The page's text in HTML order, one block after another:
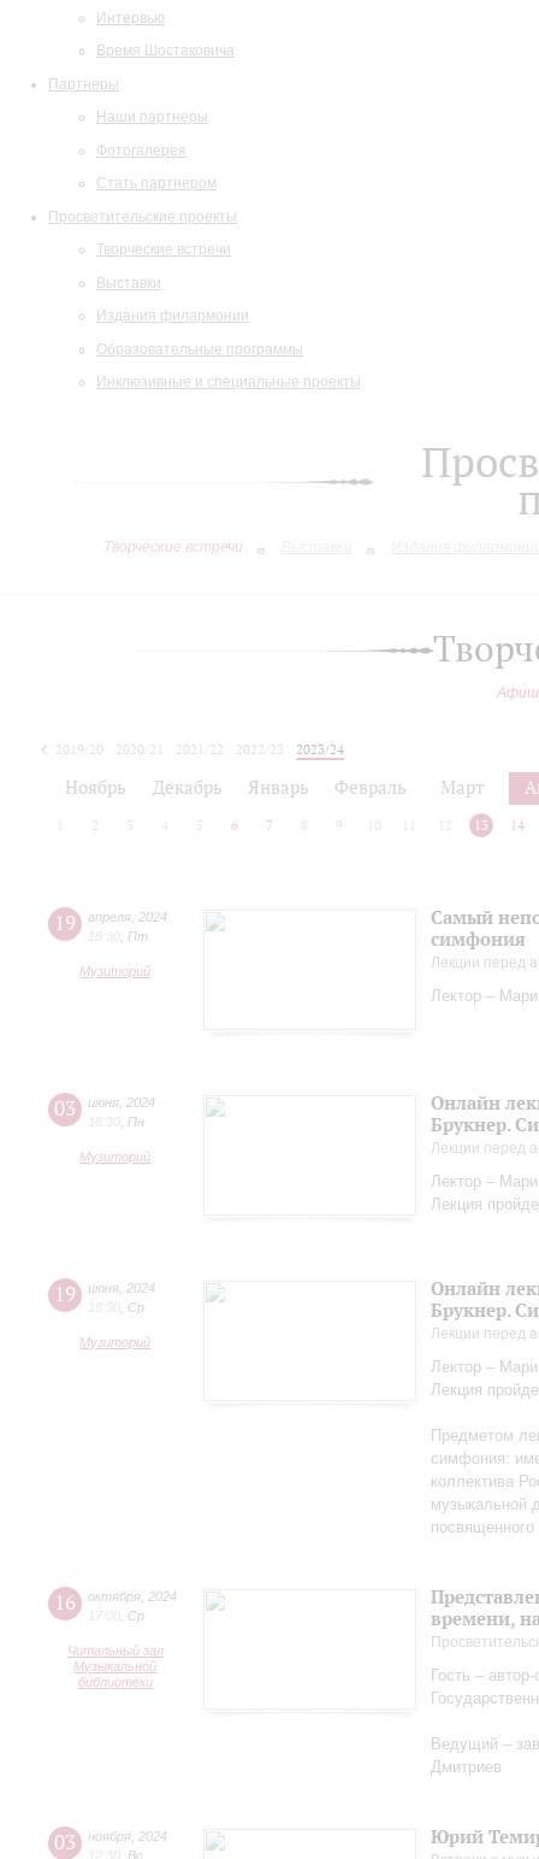
Интервью
Время Шостаковича
Партнеры
Наши партнеры
Фотогалерея
Стать партнером
Просветительские проекты
Творческие встречи
Выставки
Издания филармонии
Образовательные программы
Инклюзивные и специальные проекты
Творческие встречи
2019/20 2020/21 2021/22 2022/23
2023/24
Ноябрь Декабрь Январь Февраль Март
2 3 4 5 6 7 8 9 10 12 13 14
19 апреля 2024
18:30 Пт
Музиторий
Самый
симфония
Лекции перед
Лектор –
03 июня 2024
18:30 Пн
Музиторий
Онлайн
Брукнер.
Лекции перед
Лектор –
Лекция
19 июня 2024
18:30 Ср
Музиторий
Онлайн
Брукнер.
Лекции перед
Лектор –
Лекция
Предметом
симфония:
коллектива
музыкальной
16 октября 2024
17:00 Ср
Читальный зал
Музыкальной
библиотеки
времени,
Гость –
Ведущий –
Дмитриев
03 ноября 2024
12:30 Вс
Юрий